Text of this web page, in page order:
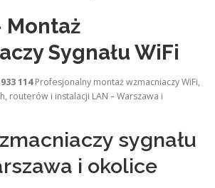
Montaż
Sygnału WiFi
114Profesjonalny montaż wzmacniaczy WiFi,
routerów i instalacji LAN – Warszawa i
sygnału
i okolice